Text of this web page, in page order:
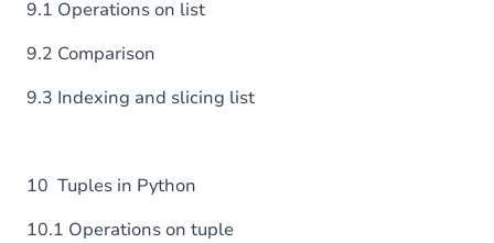
9.1 Operations on list
9.2 Comparison
9.3 Indexing and slicing list
10 Tuples in Python
10.1 Operations on tuple